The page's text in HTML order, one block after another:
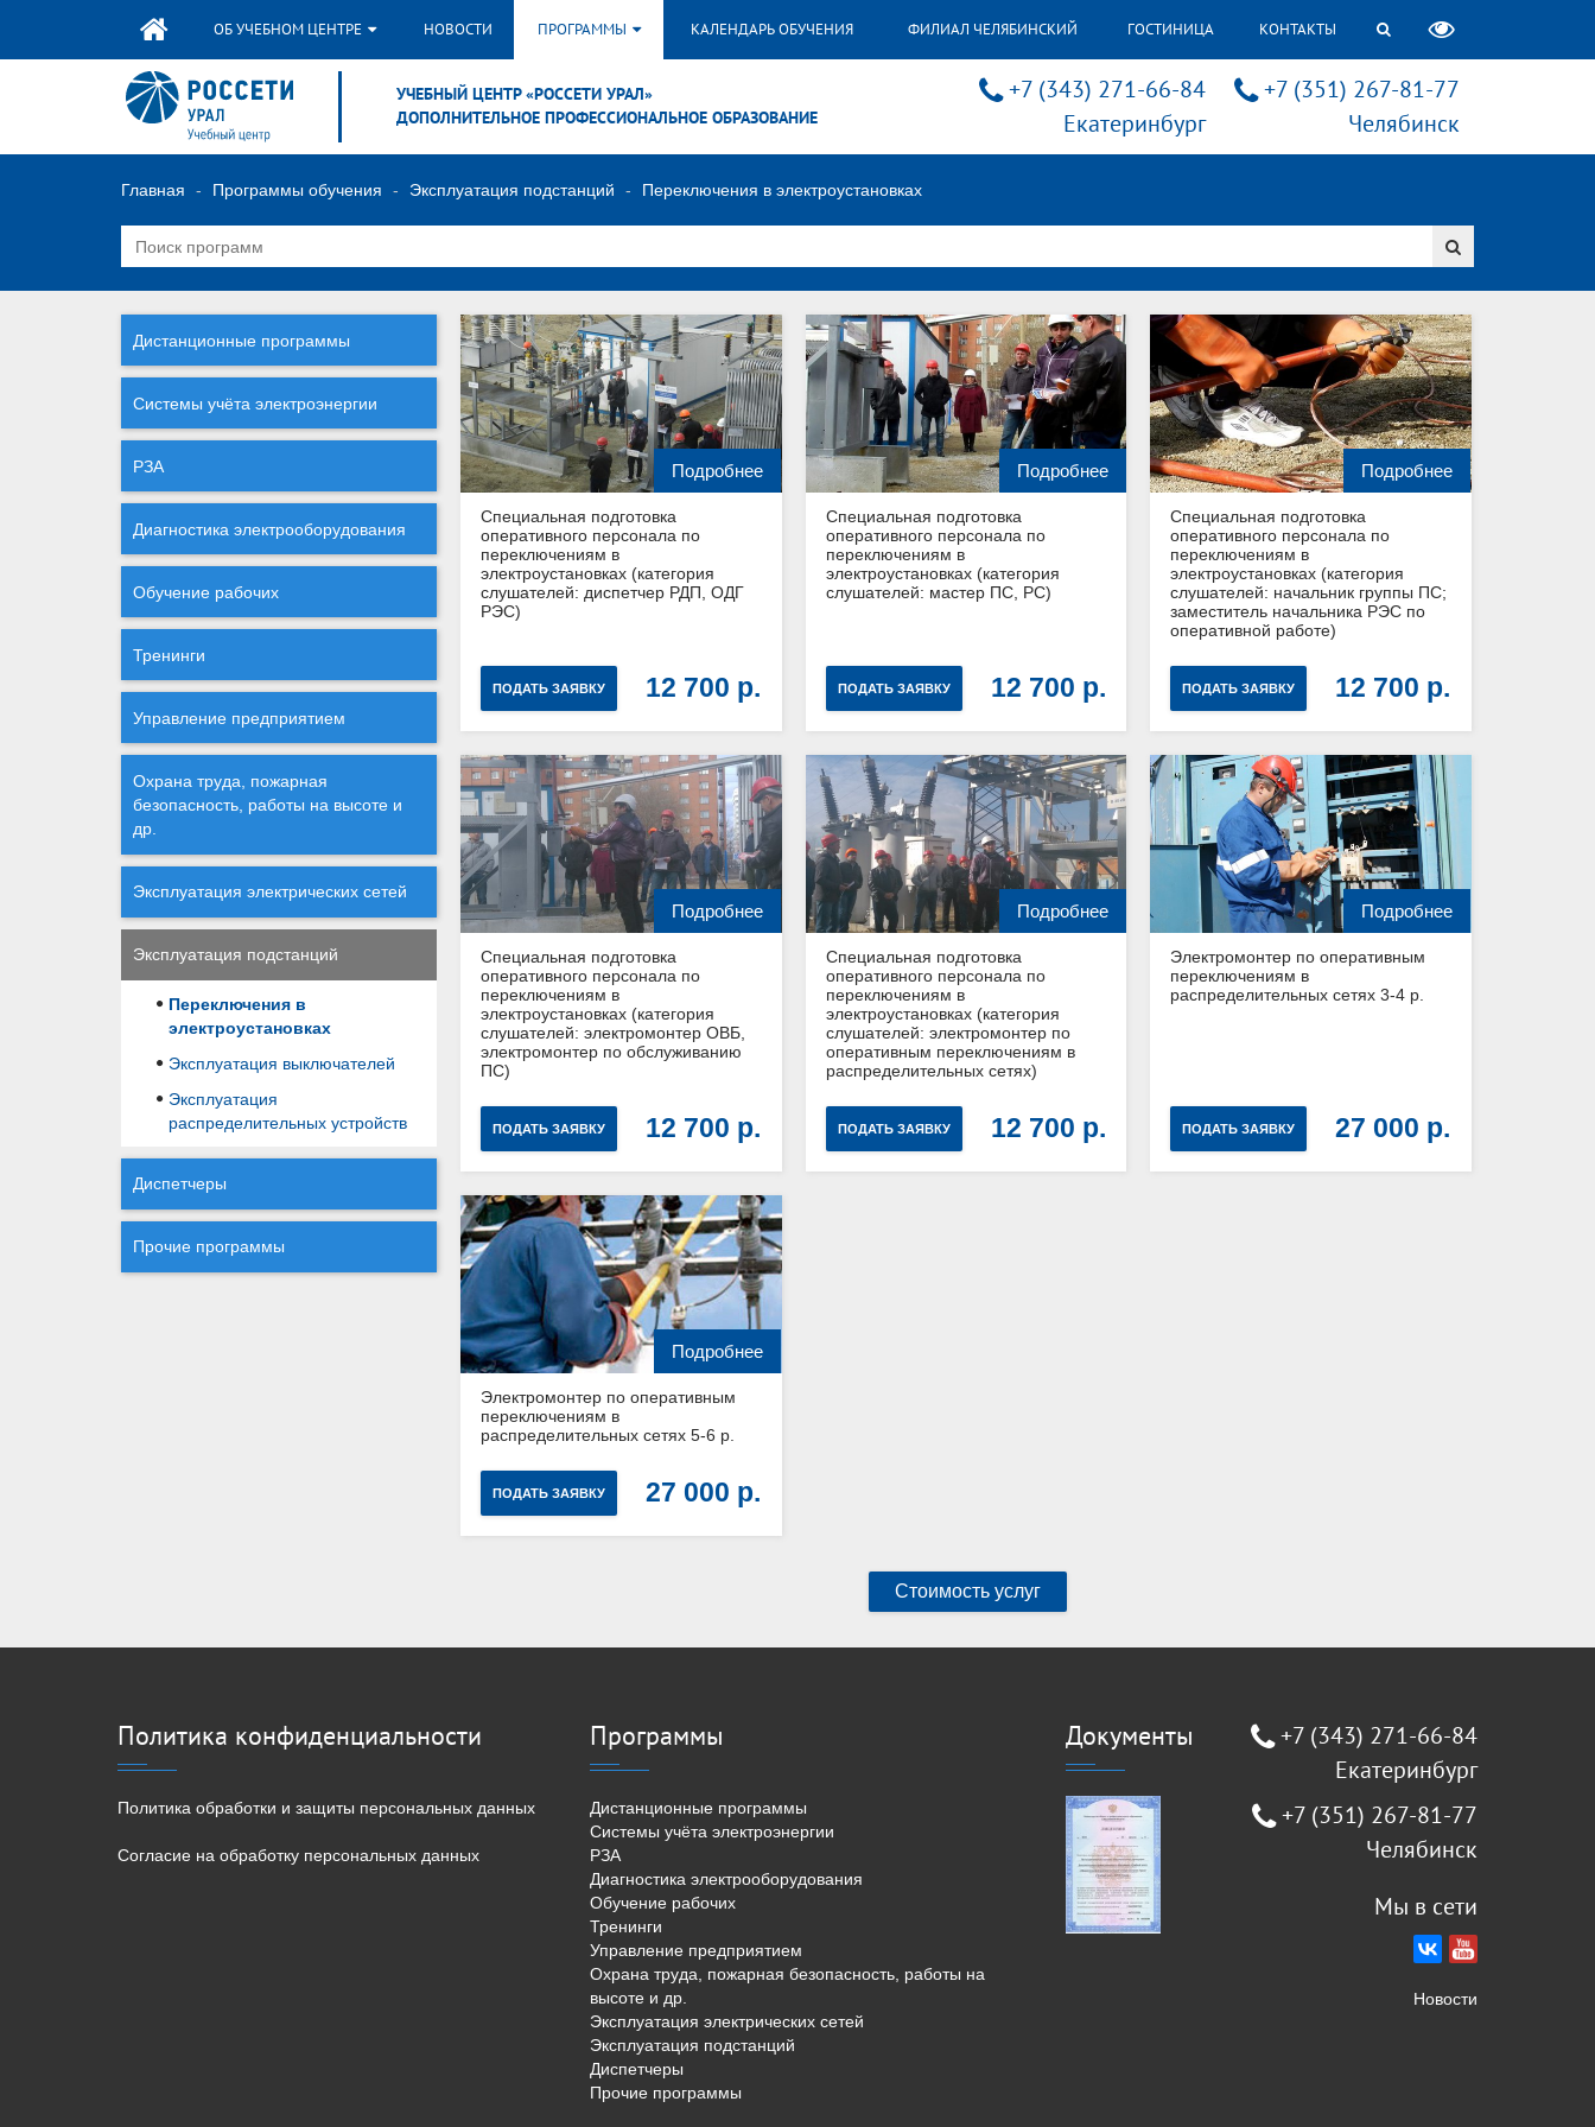
ОБ УЧЕБНОМ ЦЕНТРЕ НОВОСТИ ПРОГРАММЫ КАЛЕНДАРЬ ОБУЧЕНИЯ ФИЛИАЛ ЧЕЛЯБИНСКИЙ ГОСТИНИЦА КОНТАКТЫ
УЧЕБНЫЙ ЦЕНТР «РОССЕТИ УРАЛ»
ДОПОЛНИТЕЛЬНОЕ ПРОФЕССИОНАЛЬНОЕ ОБРАЗОВАНИЕ
+7 (343) 271-66-84
Екатеринбург
+7 (351) 267-81-77
Челябинск
Главная Программы обучения Эксплуатация подстанций Переключения в электроустановках
Дистанционные программы
Системы учёта электроэнергии
РЗА
Диагностика электрооборудования
Обучение рабочих
Тренинги
Управление предприятием
Охрана труда, пожарная
безопасность, работы на высоте и
др.
Эксплуатация электрических сетей
Эксплуатация подстанций
Переключения в
электроустановках
Эксплуатация выключателей
Эксплуатация
распределительных устройств
Диспетчеры
Прочие программы
Подробнее
Специальная подготовка
оперативного персонала по
переключениям в
электроустановках (категория
слушателей: диспетчер РДП, ОДГ
РЭС)
ПОДАТЬ ЗАЯВКУ 12 700
Подробнее
Специальная подготовка
оперативного персонала по
переключениям в
электроустановках (категория
слушателей: мастер ПС, РС)
ПОДАТЬ ЗАЯВКУ 12 700
Подробнее
Специальная подготовка
оперативного персонала по
переключениям в
электроустановках (категория
слушателей: начальник группы ПС;
заместитель начальника РЭС по
оперативной работе)
ПОДАТЬ ЗАЯВКУ 12 700
Подробнее
Специальная подготовка
оперативного персонала по
переключениям в
электроустановках (категория
слушателей: электромонтер ОВБ,
электромонтер по обслуживанию
ПС)
ПОДАТЬ ЗАЯВКУ 12 700
Подробнее
Специальная подготовка
оперативного персонала по
переключениям в
электроустановках (категория
слушателей: электромонтер по
оперативным переключениям в
распределительных сетях)
ПОДАТЬ ЗАЯВКУ 12 700
Подробнее
Электромонтер по оперативным
переключениям в
распределительных сетях 3-4 р.
ПОДАТЬ ЗАЯВКУ 27 000
Подробнее
Электромонтер по оперативным
переключениям в
распределительных сетях 5-6 р.
ПОДАТЬ ЗАЯВКУ 27 000
Стоимость услуг
Политика конфиденциальности
Политика обработки и защиты персональных данных
Согласие на обработку персональных данных
Программы
Дистанционные программы
Системы учёта электроэнергии
РЗА
Диагностика электрооборудования
Обучение рабочих
Тренинги
Управление предприятием
Охрана труда, пожарная безопасность, работы на
высоте и др.
Эксплуатация электрических сетей
Эксплуатация подстанций
Диспетчеры
Прочие программы
Документы
+7 (343) 271-66-84
Екатеринбург
+7 (351) 267-81-77
Челябинск
Мы в сети
Новости